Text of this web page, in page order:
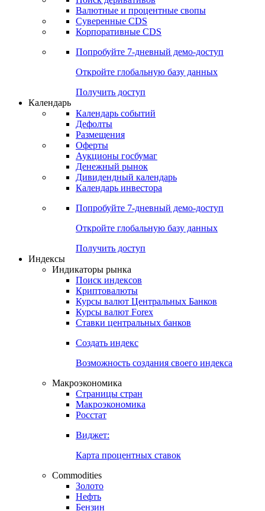
Валютные и процентные свопы
Суверенные CDS
Корпоративные CDS
Попробуйте 7-дневный демо-доступ
Откройте глобальную базу данных
Получить доступ
Календарь
Календарь событий
Дефолты
Размещения
Оферты
Аукционы госбумаг
Денежный рынок
Дивидендный календарь
Календарь инвестора
Попробуйте 7-дневный демо-доступ
Откройте глобальную базу данных
Получить доступ
Индексы
Индикаторы рынка
Поиск индексов
Криптовалюты
Курсы валют Центральных Банков
Курсы валют Forex
Ставки центральных банков
Создать индекс
Возможность создания своего индекса
Макроэкономика
Страницы стран
Макроэкономика
Росстат
Виджет:
Карта процентных ставок
Commodities
Золото
Нефть
Бензин